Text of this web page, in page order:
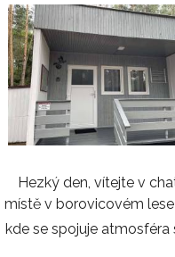
Hezký den, vítejte v
místě v borovicovém
kde se spojuje atmosféra